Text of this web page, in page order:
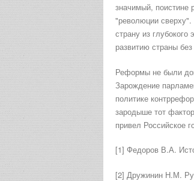
значимый, поистине
"революции сверху".
страну из
развитию страны
Реформы не были
Зарождение
политике
зародыше тот
привел Российское
[1] Федоров В.А.
[2] Дружинин Н.М.